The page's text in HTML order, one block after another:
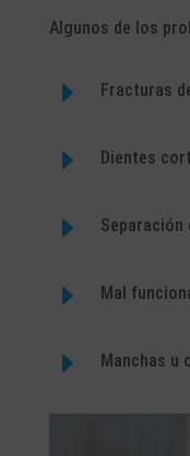
Algunos de los
E Fracturas
E Dientes
E Separación
E Mal
E Manchas u